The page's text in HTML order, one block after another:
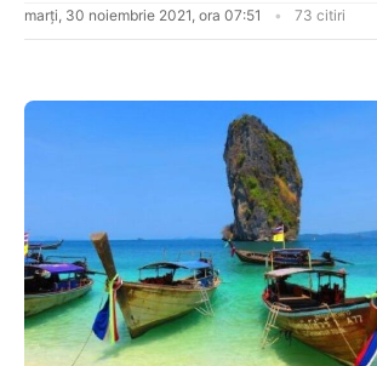
marți, 30 noiembrie 2021, ora 07:51 73 citiri